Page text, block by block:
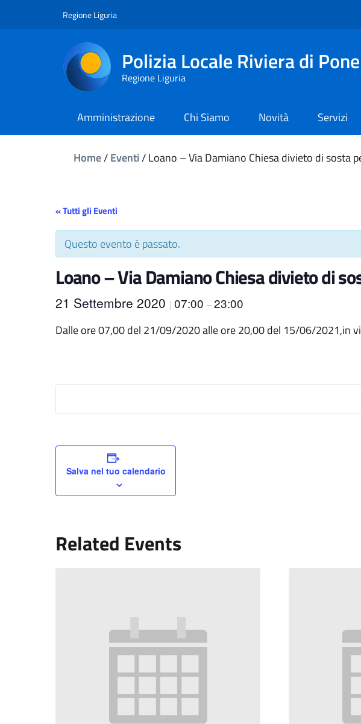
Regione Liguria
Polizia Locale Riviera di
Regione Liguria
Amministrazione Chi Siamo Novità Servizi
Home/Eventi/Loano – Via Damiano Chiesa divieto di sosta
« Tutti gli Eventi
Questo evento è passato.
Loano – Via Damiano Chiesa divieto di
21 Settembre 2020 | 07:00 –23:00
Dalle ore 07,00 del 21/09/2020 alle ore 20,00 del 15/06/2021,in
Salva nel tuo calendario
Related Events